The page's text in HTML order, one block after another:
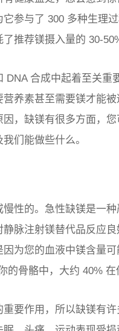
参与了 300 多种生理
推荐镁摄入量的 30-
DNA 合成中起着至关重
养素甚至需要镁才能
因，缺镁有很多方面，
们能做些什么。
性的。急性缺镁是一
脉注射镁替代品反应
为您的血液中镁含量
的骨骼中，大约 40% 在
重要作用，所以缺镁有